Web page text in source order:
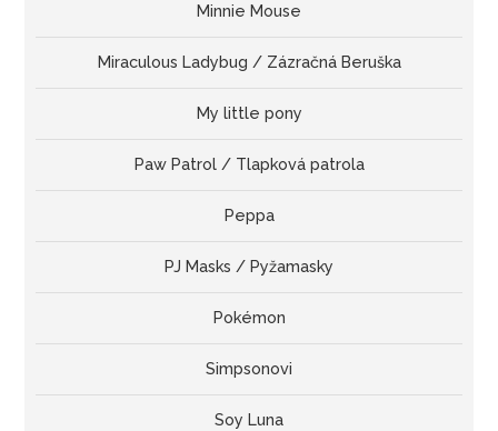
Minnie Mouse
Miraculous Ladybug / Zázračná Beruška
My little pony
Paw Patrol / Tlapková patrola
Peppa
PJ Masks / Pyžamasky
Pokémon
Simpsonovi
Soy Luna